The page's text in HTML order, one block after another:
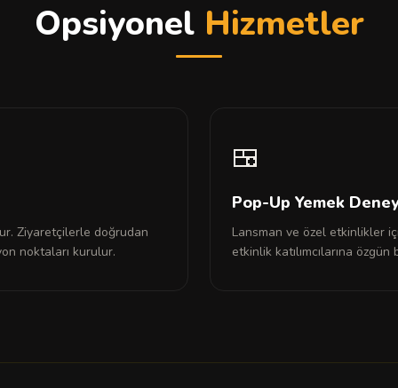
Opsiyonel Hizmetler
Ziyaretçilerle doğrudan
noktaları kurulur.
🍱
Pop-Up Yemek
Lansman ve özel etkinlikler
etkinlik katılımcılarına